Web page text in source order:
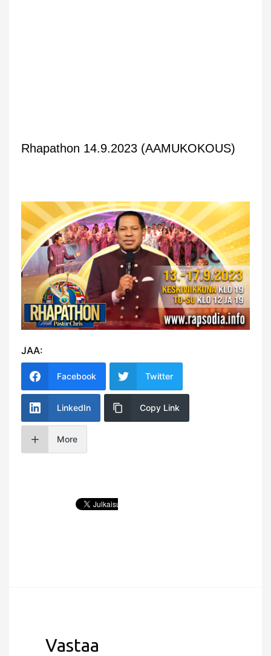
Rhapathon 14.9.2023 (AAMUKOKOUS)
JAA:
Facebook Twitter
LinkedIn Copy Link
More
Vastaa